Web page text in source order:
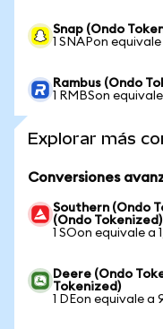
Snap (Ondo
1 SNAPon
Rambus (Ondo
1 RMBSon
Explorar más
Conversiones
Southern (Ondo
(Ondo Tokenized)
1 SOon equivale a
Deere (Ondo
Tokenized)
1 DEon equivale a